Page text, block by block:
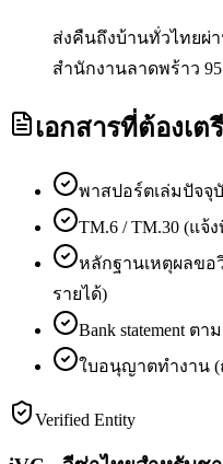
ส่งคืนถึงบ้านทั่วไทยผ่า
สำนักงานลาดพร้าว 95
เอกสารที่ต้องเต
พาสปอร์ตเล่มปัจจุ
TM.6 / TM.30 (แจ้
หลักฐานเหตุผลขอ
รายได้)
Bank statement ต
ใบอนุญาตทำงาน (
Verified Entity